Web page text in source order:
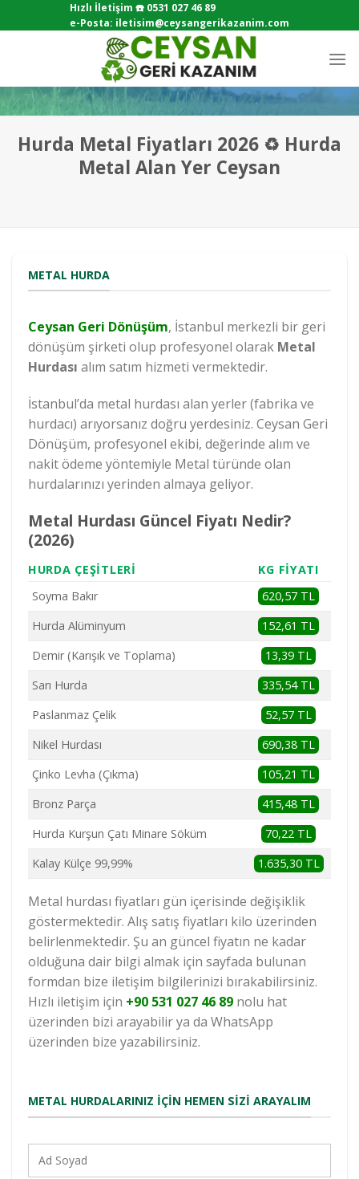
to
Hızlı İletişim ☎️ 0531 027 46 89
e-Posta: iletisim@ceysangerikazanim.com
Hurda Metal Fiyatları 2026 ♻️ Hurda
Metal Alan Yer Ceysan
METAL HURDA
Ceysan Geri Dönüşüm, İstanbul merkezli bir geri
dönüşüm şirketi olup profesyonel olarak Metal
Hurdası alım satım hizmeti vermektedir.
İstanbul’da metal hurdası alan yerler (fabrika ve
hurdacı) arıyorsanız doğru yerdesiniz. Ceysan Geri
Dönüşüm, profesyonel ekibi, değerinde alım ve
nakit ödeme yöntemiyle Metal türünde olan
hurdalarınızı yerinden almaya geliyor.
Metal Hurdası Güncel Fiyatı Nedir?
(2026)
HURDA ÇEŞİTLERİ
KG FİYATI
Soyma Bakır
620,57 TL
Hurda Alüminyum
152,61 TL
Demir (Karışık ve Toplama)
13,39 TL
Sarı Hurda
335,54 TL
Paslanmaz Çelik
52,57 TL
Nikel Hurdası
690,38 TL
Çinko Levha (Çıkma)
105,21 TL
Bronz Parça
415,48 TL
Hurda Kurşun Çatı Minare Söküm
70,22 TL
Kalay Külçe 99,99%
1.635,30 TL
Metal hurdası fiyatları gün içerisinde değişiklik
göstermektedir. Alış satış fiyatları kilo üzerinden
belirlenmektedir. Şu an güncel fiyatın ne kadar
olduğuna dair bilgi almak için sayfada bulunan
formdan bize iletişim bilgilerinizi bırakabilirsiniz.
Hızlı iletişim için +90 531 027 46 89 nolu hat
üzerinden bizi arayabilir ya da WhatsApp
üzerinden bize yazabilirsiniz.
METAL HURDALARINIZ İÇİN HEMEN SİZİ ARAYALIM